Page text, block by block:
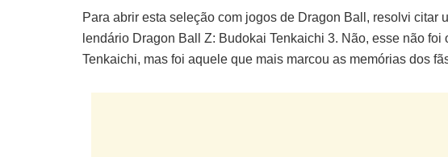
Para abrir esta seleção com jogos de Dragon Ball, resolvi citar
lendário Dragon Ball Z: Budokai Tenkaichi 3. Não, esse não
Tenkaichi, mas foi aquele que mais marcou as memórias dos